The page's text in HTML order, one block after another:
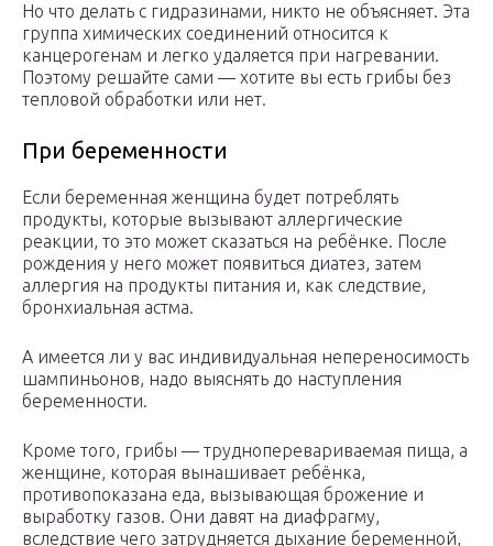
Но что делать с гидразинами, никто не объясняет. Эта
группа химических соединений относится к
канцерогенам и легко удаляется при нагревании.
Поэтому решайте сами — хотите вы есть грибы без
тепловой обработки или нет.
При беременности
Если беременная женщина будет потреблять
продукты, которые вызывают аллергические
реакции, то это может сказаться на ребёнке. После
рождения у него может появиться диатез, затем
аллергия на продукты питания и, как следствие,
бронхиальная астма.
А имеется ли у вас индивидуальная непереносимость
шампиньонов, надо выяснять до наступления
беременности.
Кроме того, грибы — трудноперевариваемая пища, а
женщине, которая вынашивает ребёнка,
противопоказана еда, вызывающая брожение и
выработку газов. Они давят на диафрагму,
вследствие чего затрудняется дыхание беременной,